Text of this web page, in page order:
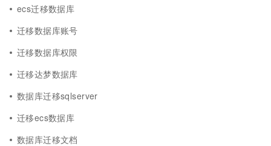
ecs迁移数据库
迁移数据库账号
迁移数据库权限
迁移达梦数据库
数据库迁移sqlserver
迁移ecs数据库
数据库迁移文档